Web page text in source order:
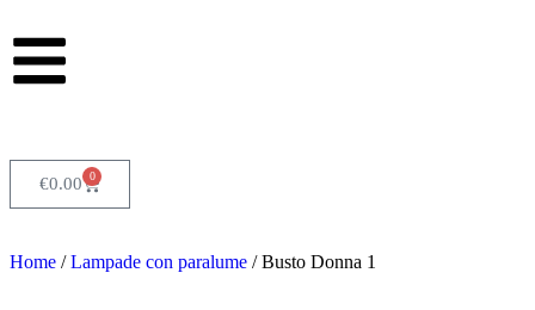
€0.00 0
Home /Lampade con paralume / Busto Donna 1